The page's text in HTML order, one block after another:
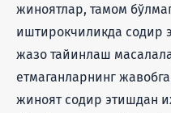
жиноятлар, тамом
иштирокчиликда содир
жазо тайинлаш
етмаганларнинг
жиноят содир этишдан